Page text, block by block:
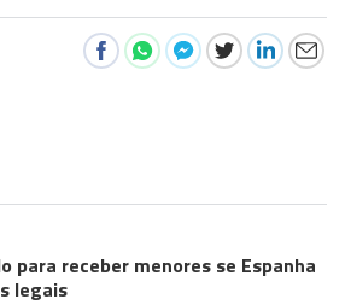
para receber menores se Espanha
legais